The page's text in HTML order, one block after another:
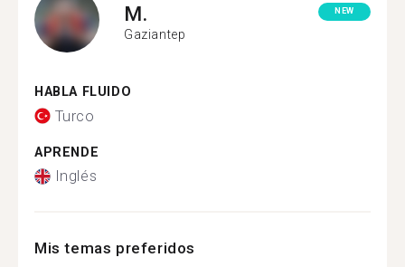
M.
Gaziantep
NEW
HABLA FLUIDO
Turco
APRENDE
Inglés
Mis temas preferidos